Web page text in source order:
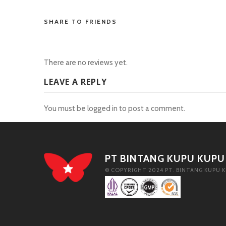
SHARE TO FRIENDS
There are no reviews yet.
LEAVE A REPLY
You must be logged in to post a comment.
PT BINTANG KUPU KUPU
© COPYRIGHT 2024 PT. BINTANG KUPU